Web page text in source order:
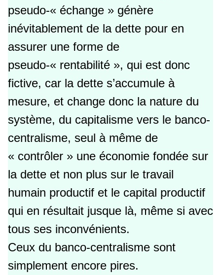
pseudo-« échange » génère
inévitablement de la dette pour en
assurer une forme de
pseudo-« rentabilité », qui est donc
fictive, car la dette s’accumule à
mesure, et change donc la nature du
système, du capitalisme vers le banco-
centralisme, seul à même de
« contrôler » une économie fondée sur
la dette et non plus sur le travail
humain productif et le capital productif
qui en résultait jusque là, même si avec
tous ses inconvénients.
Ceux du banco-centralisme sont
simplement encore pires.